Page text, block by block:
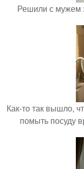
Решили с мужем
Как-то так вышло,
помыть посуду